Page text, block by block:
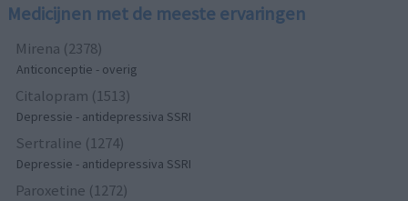
Medicijnen met de meeste ervaringen
Mirena (2378)
Anticonceptie - overig
Citalopram (1513)
Depressie - antidepressiva SSRI
Sertraline (1274)
Depressie - antidepressiva SSRI
Paroxetine (1272)